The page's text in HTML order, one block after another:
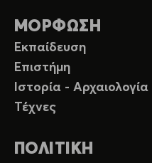
ΜΟΡΦΩΣΗ
Εκπαίδευση
Επιστήμη
Ιστορία - Αρχαιολογία
Τέχνες
ΠΟΛΙΤΙΚΗ